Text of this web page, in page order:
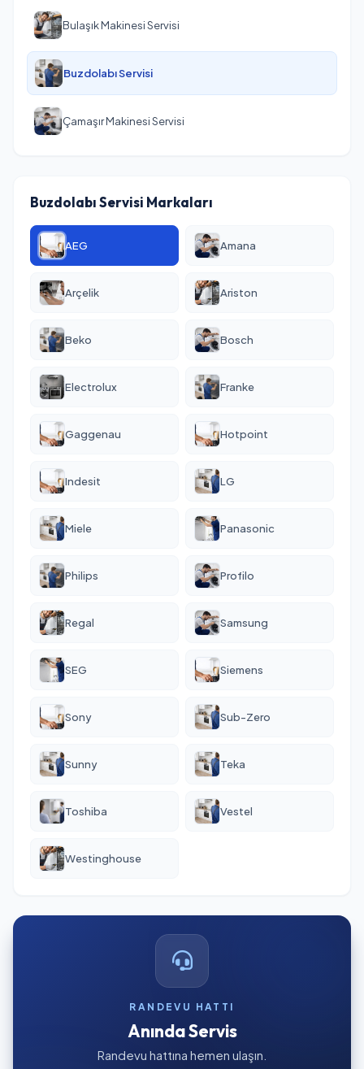
Bulaşık Makinesi Servisi
Buzdolabı Servisi
Çamaşır Makinesi Servisi
Buzdolabı Servisi Markaları
AEG Amana
Arçelik Ariston
Beko Bosch
Electrolux Franke
Gaggenau Hotpoint
Indesit LG
Miele Panasonic
Philips Profilo
Regal Samsung
SEG Siemens
Sony Sub-Zero
Sunny Teka
Toshiba Vestel
Westinghouse
RANDEVU HATTI
Anında Servis
Randevu hattına hemen ulaşın.